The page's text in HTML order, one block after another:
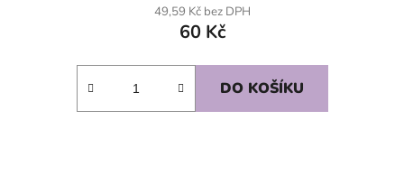
49,59 Kč bez DPH
60 Kč
DO KOŠÍKU